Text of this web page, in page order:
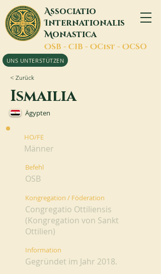
Associatio
Internationalis
Monastica
OSB - CIB - OCist - OCSO
UNS UNTERSTÜTZEN
< Zurück
Ismailia
Ägypten
HO/FE
Männer
Befehl
OSB
Kongregation / Föderation
Congregatio Ottiliensis
(Kongregation von Sankt
Ottilien)
Information
Gegründet im Jahr 2018.